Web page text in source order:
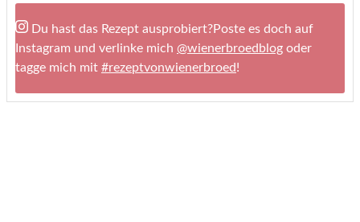
Du hast das Rezept ausprobiert?Poste es doch auf
Instagram und verlinke mich @wienerbroedblog oder
tagge mich mit #rezeptvonwienerbroed!